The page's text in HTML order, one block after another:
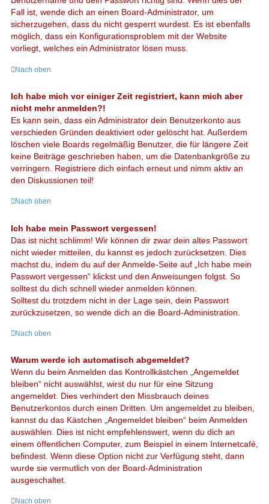
Fall ist, wende dich an einen Board-Administrator, um
sicherzugehen, dass du nicht gesperrt wurdest. Es ist ebenfalls
möglich, dass ein Konfigurationsproblem mit der Website
vorliegt, welches ein Administrator lösen muss.
Nach oben
Ich habe mich vor einiger Zeit registriert, kann mich aber
nicht mehr anmelden?!
Es kann sein, dass ein Administrator dein Benutzerkonto aus
verschieden Gründen deaktiviert oder gelöscht hat. Außerdem
löschen viele Boards regelmäßig Benutzer, die für längere Zeit
keine Beiträge geschrieben haben, um die Datenbankgröße zu
verringern. Registriere dich einfach erneut und nimm aktiv an
den Diskussionen teil!
Nach oben
Ich habe mein Passwort vergessen!
Das ist nicht schlimm! Wir können dir zwar dein altes Passwort
nicht wieder mitteilen, du kannst es jedoch zurücksetzen. Dies
machst du, indem du auf der Anmelde-Seite auf „Ich habe mein
Passwort vergessen“ klickst und den Anweisungen folgst. So
solltest du dich schnell wieder anmelden können.
Solltest du trotzdem nicht in der Lage sein, dein Passwort
zurückzusetzen, so wende dich an die Board-Administration.
Nach oben
Warum werde ich automatisch abgemeldet?
Wenn du beim Anmelden das Kontrollkästchen „Angemeldet
bleiben“ nicht auswählst, wirst du nur für eine Sitzung
angemeldet. Dies verhindert den Missbrauch deines
Benutzerkontos durch einen Dritten. Um angemeldet zu bleiben,
kannst du das Kästchen „Angemeldet bleiben“ beim Anmelden
auswählen. Dies ist nicht empfehlenswert, wenn du dich an
einem öffentlichen Computer, zum Beispiel in einem Internetcafé,
befindest. Wenn diese Option nicht zur Verfügung steht, dann
wurde sie vermutlich von der Board-Administration
ausgeschaltet.
Nach oben